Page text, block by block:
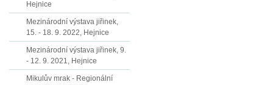
Hejnice
Mezinárodní výstava jiřinek,
15. - 18. 9. 2022, Hejnice
Mezinárodní výstava jiřinek, 9.
- 12. 9. 2021, Hejnice
Mikulův mrak - Regionální